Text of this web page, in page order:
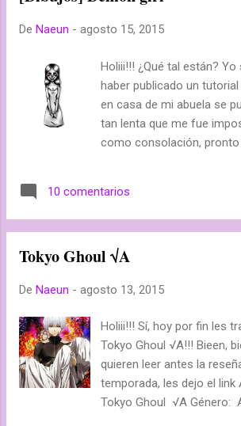
esta chica, y finalmente
ser totalmente creepy. La
hacer sobre ella al final o
historia, debe poner su
(si se conoce), lugar en el
ataca/atormenta/lo que
relatos que se me envíen,
como la mitad de ESTO ),
De Naeun - agosto 15, 2015
Holiii!!! ¿Qué tal están?
haber publicado un
en casa de mi abuela se
tan lenta que me fue
como consolación, pronto
con el dibujo que hoy les
terminé hace ya varias
10 comentarios
Tokyo Ghoul √A
De Naeun - agosto 13, 2015
Holiii!!! Sí, hoy por fin les
Tokyo Ghoul √A!!! Bieen,
quieren leer antes la
temporada, les dejo el link
Tokyo Ghoul √A Género: